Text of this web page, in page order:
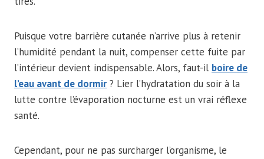
Puisque votre barrière cutanée n’arrive plus à retenir
l’humidité pendant la nuit, compenser cette fuite par
l’intérieur devient indispensable. Alors, faut-il boire de
l’eau avant de dormir ? Lier l’hydratation du soir à la
lutte contre l’évaporation nocturne est un vrai réflexe
santé.
Cependant, pour ne pas surcharger l’organisme, le